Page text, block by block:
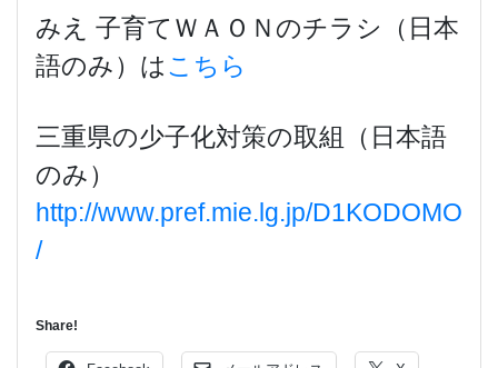
みえ 子育てＷＡＯＮのチラシ（日本
語のみ）はこちら
三重県の少子化対策の取組（日本語
のみ）
http://www.pref.mie.lg.jp/D1KODOMO
/
Share!